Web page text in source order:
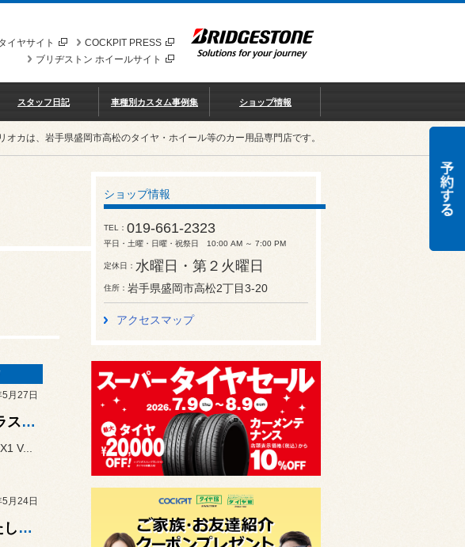
COCKPIT PRESS
イヤサイト
ブリヂストン ホイールサイト
スタッフ日記 車種別カスタム事例集 ショップ情報
オカは、岩手県盛岡市高松のタイヤ・ホイール等のカー用品専門店です。
月27日
E84 BMW X1 【テイン エンデュラプロ プラス】でショックアブソーバー リフレッシュ！
V...
月24日
話題の【RECARO RSS】！展示分到着いたしました！！
ショップ情報
TEL 019-661-2323
平日・土曜・日曜・祝祭日 10:00 AM ～ 7:00 PM
定休日 水曜日・第２火曜日
住所 岩手県盛岡市高松2丁目3-20
アクセスマップ